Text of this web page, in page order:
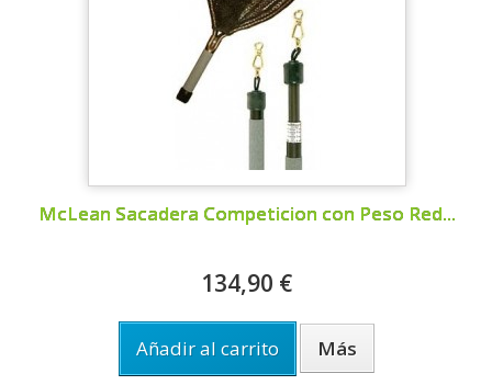
McLean Sacadera Competicion con Peso Red...
134,90 €
Añadir al carrito Más